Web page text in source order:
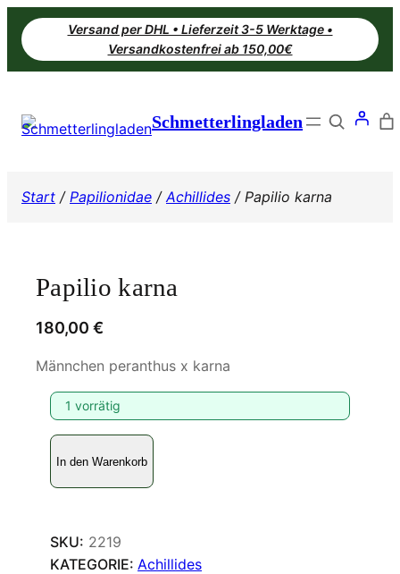
Zum
Inhalt
springen
Versand per DHL • Lieferzeit 3-5 Werktage •
Versandkostenfrei ab 150,00€
Schmetterlingladen Search
Start / Papilionidae /Achillides / Papilio karna
Papilio karna
180,00 €
Männchen peranthus x karna
1 vorrätig
P
p
l
i
In den Warenkorb
SKU: 2219
KATEGORIE: Achillides